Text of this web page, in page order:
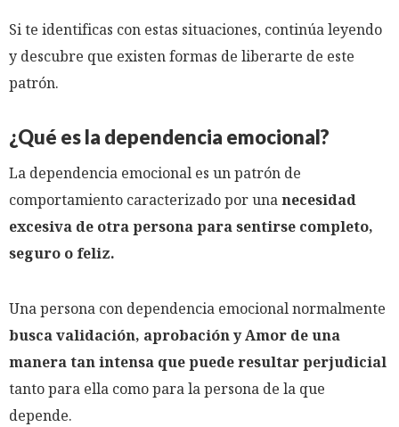
Si te identificas con estas situaciones, continúa leyendo
y descubre que existen formas de liberarte de este
patrón.
¿Qué es la dependencia emocional?
La dependencia emocional es un patrón de
comportamiento caracterizado por unanecesidad
excesiva de otra persona para sentirse completo,
seguro o feliz.
Una persona con dependencia emocional normalmente
busca validación, aprobación y Amor de una
manera tan intensa que puede resultar perjudicial
tanto para ella como para la persona de la que
depende.